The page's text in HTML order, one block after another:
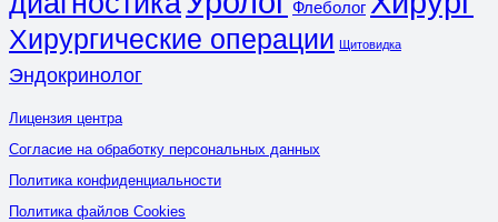
Флеболог
Хирургические операции Щитовидка
Эндокринолог
Лицензия центра
Согласие на обработку персональных данных
Политика конфиденциальности
Политика файлов Cookies